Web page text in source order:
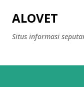
ALOVET
Situs informasi